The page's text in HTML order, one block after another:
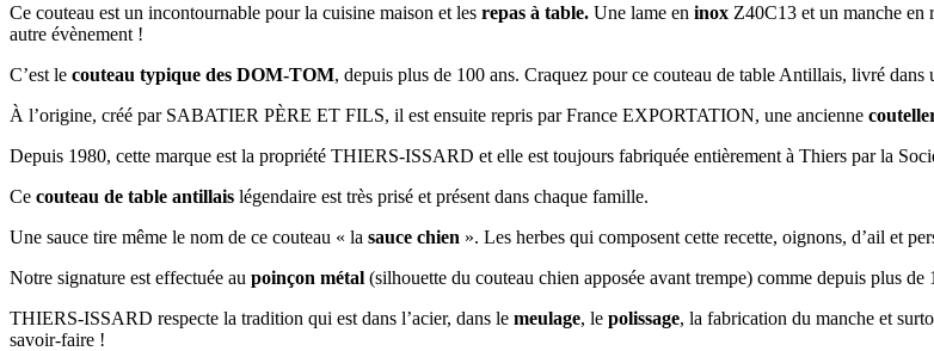
Ce couteau est un incontournable pour la cuisine maison et les repas à table. Une lame en inox Z40C13 et un manche en
autre évènement !
C’est le couteau typique des DOM-TOM, depuis plus de 100 ans. Craquez pour ce couteau de table Antillais, livré dans
À l’origine, créé par SABATIER PÈRE ET FILS, il est ensuite repris par France EXPORTATION, une ancienne
Depuis 1980, cette marque est la propriété THIERS-ISSARD et elle est toujours fabriquée entièrement à Thiers par la
Ce couteau de table antillais légendaire est très prisé et présent dans chaque famille.
Une sauce tire même le nom de ce couteau « la sauce chien ». Les herbes qui composent cette recette, oignons, d’ail et
Notre signature est effectuée au poinçon métal (silhouette du couteau chien apposée avant trempe) comme depuis plus de
THIERS-ISSARD respecte la tradition qui est dans l’acier, dans le meulage, le polissage, la fabrication du manche et
savoir-faire !